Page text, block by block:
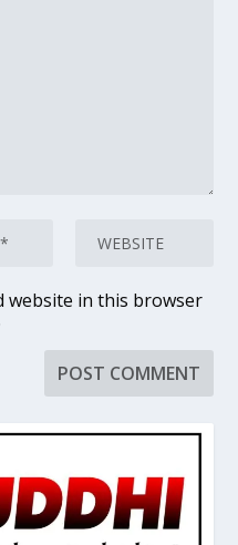
website in this browser